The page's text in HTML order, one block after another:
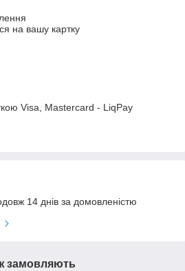
на вашу картку
Visa, Mastercard - LiqPay
14 днів за домовленістю
замовляють